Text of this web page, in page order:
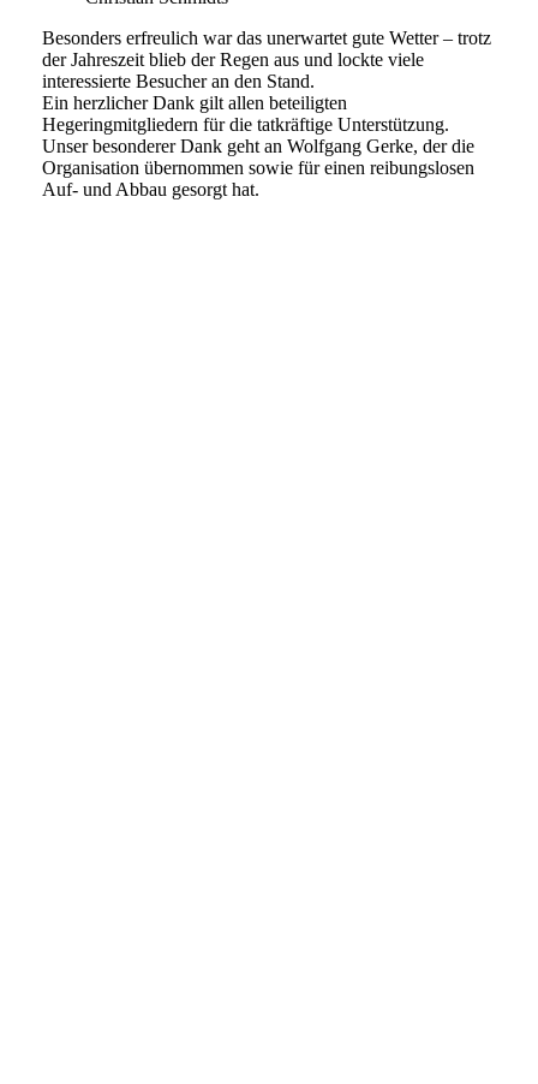
Besonders erfreulich war das unerwartet gute Wetter – trotz
der Jahreszeit blieb der Regen aus und lockte viele
interessierte Besucher an den Stand.
Ein herzlicher Dank gilt allen beteiligten
Hegeringmitgliedern für die tatkräftige Unterstützung.
Unser besonderer Dank geht an Wolfgang Gerke, der die
Organisation übernommen sowie für einen reibungslosen
Auf- und Abbau gesorgt hat.